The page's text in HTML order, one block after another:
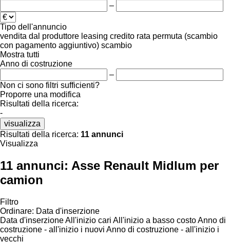
–
Tipo dell'annuncio
vendita dal produttore leasing credito rata permuta (scambio
con pagamento aggiuntivo) scambio
Mostra tutti
Anno di costruzione
–
Non ci sono filtri sufficienti?
Proporre una modifica
Risultati della ricerca:
-
visualizza
Risultati della ricerca: 11 annunci
Visualizza
11 annunci: Asse Renault Midlum per
camion
Filtro
Ordinare: Data d'inserzione
Data d'inserzioneAll'inizio cari All'inizio a basso costoAnno di
costruzione - all'inizio i nuovi Anno di costruzione - all'inizio i
vecchi